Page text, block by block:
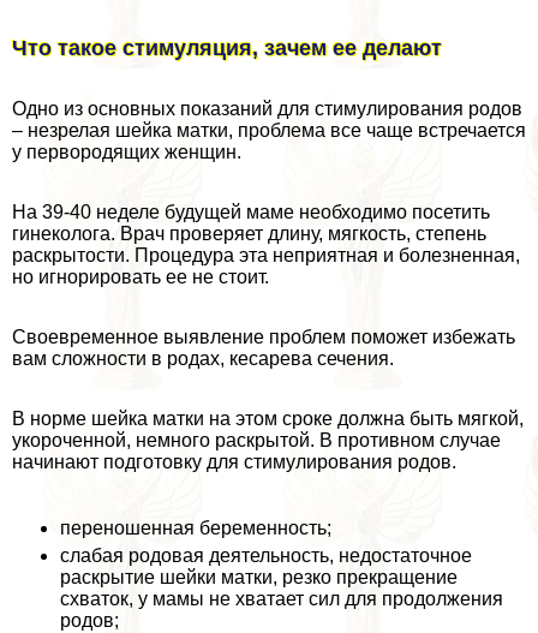
Что такое стимуляция, зачем ее делают
Одно из основных показаний для стимулирования родов
– незрелая шейка матки, проблема все чаще встречается
у первородящих женщин.
На 39-40 неделе будущей маме необходимо посетить
гинеколога. Врач проверяет длину, мягкость, степень
раскрытости. Процедypa эта неприятная и болезненная,
но игнорировать ее не стоит.
Своевременное выявление проблем поможет избежать
вам сложности в родах, кесарева сечения.
В норме шейка матки на этом сроке должна быть мягкой,
укороченной, немного раскрытой. В противном случае
начинают подготовку для стимулирования родов.
переношенная беременность;
слабая родовая деятельность, недостаточное
раскрытие шейки матки, резко прекращение
схваток, у мамы не хватает сил для продолжения
родов;